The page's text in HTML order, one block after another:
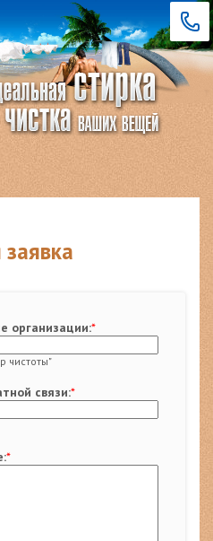
организации:*
чистоты"
связи:*
*